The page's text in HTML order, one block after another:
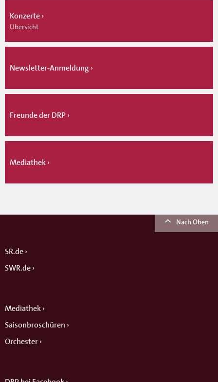
Konzerte
Übersicht
Newsletter-Anmeldung
Freunde der DRP
Mediathek
Nach Oben
SR.de
SWR.de
Mediathek
Saisonbroschüren
Orchester